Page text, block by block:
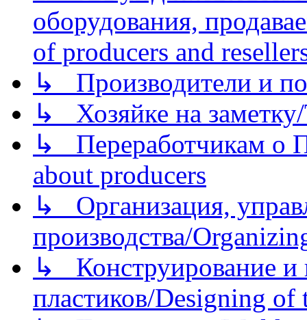
оборудования,
of producers and
↳ Производители и
↳ Хозяйке на
↳ Переработчикам о
about producers
↳ Организация,
производства/
↳ Конструирование и
пластиков/Designing of